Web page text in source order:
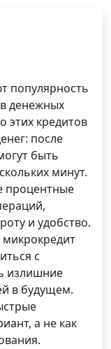
популярность
денежных
этих кредитов
после
быть
минут.
процентные
и удобство.
с
излишние
в будущем.
а не как